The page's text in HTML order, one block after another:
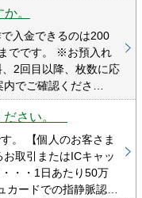
。
入金できるのは200
でです。 ※お預入れ
2回目以降、枚数に応
でご確認くださ…
ださい。
。 【個人のお客さま
取引またはICキャッ
・・1日あたり50万
カードでの指静脈認…